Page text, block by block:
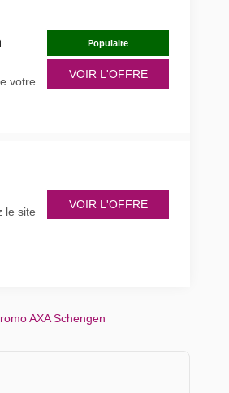
votre
Populaire
VOIR L'OFFRE
le site
VOIR L'OFFRE
AXA Schengen